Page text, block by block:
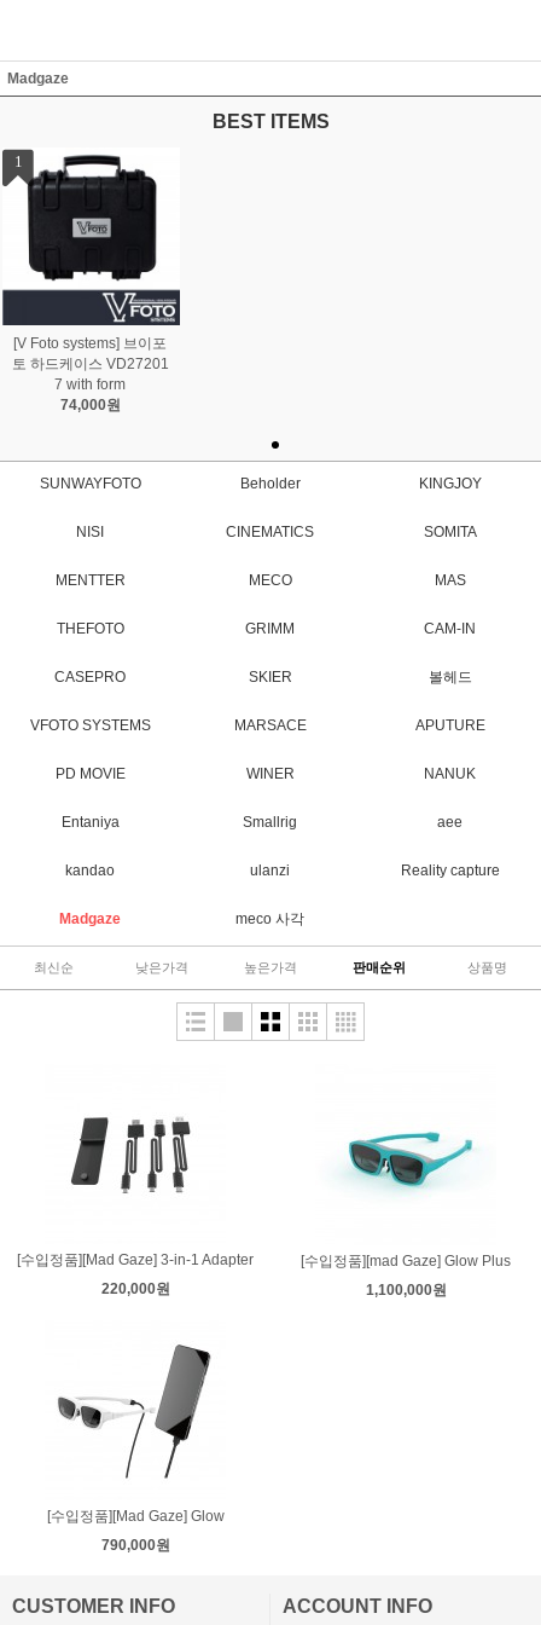
Madgaze
BEST ITEMS
1
[V Foto systems] 브이포
토 하드케이스 VD27201
7 with form
74,000원
SUNWAYFOTO Beholder KINGJOY
NISI CINEMATICS SOMITA
MENTTER MECO MAS
THEFOTO GRIMM CAM-IN
CASEPRO SKIER 볼헤드
VFOTO SYSTEMS MARSACE APUTURE
PD MOVIE WINER NANUK
Entaniya Smallrig aee
kandao ulanzi Reality capture
Madgaze meco 사각
최신순 낮은가격 높은가격 판매순위 상품명
[수입정품][Mad Gaze] 3-in-1 Adapter
220,000원
[수입정품][mad Gaze] Glow Plus
1,100,000원
[수입정품][Mad Gaze] Glow
790,000원
CUSTOMER INFO ACCOUNT INFO